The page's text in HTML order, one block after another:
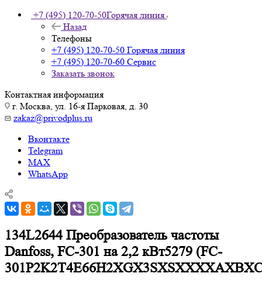
+7 (495) 120-70-50Горячая линия
Назад
Телефоны
+7 (495) 120-70-50 Горячая линия
+7 (495) 120-70-60 Сервис
Заказать звонок
Контактная информация
г. Москва, ул. 16-я Парковая, д. 30
zakaz@privodplus.ru
Вконтакте
Telegram
MAX
WhatsApp
134L2644 Преобразователь частоты
Danfoss, FC-301 на 2,2 кВт5279 (FC-